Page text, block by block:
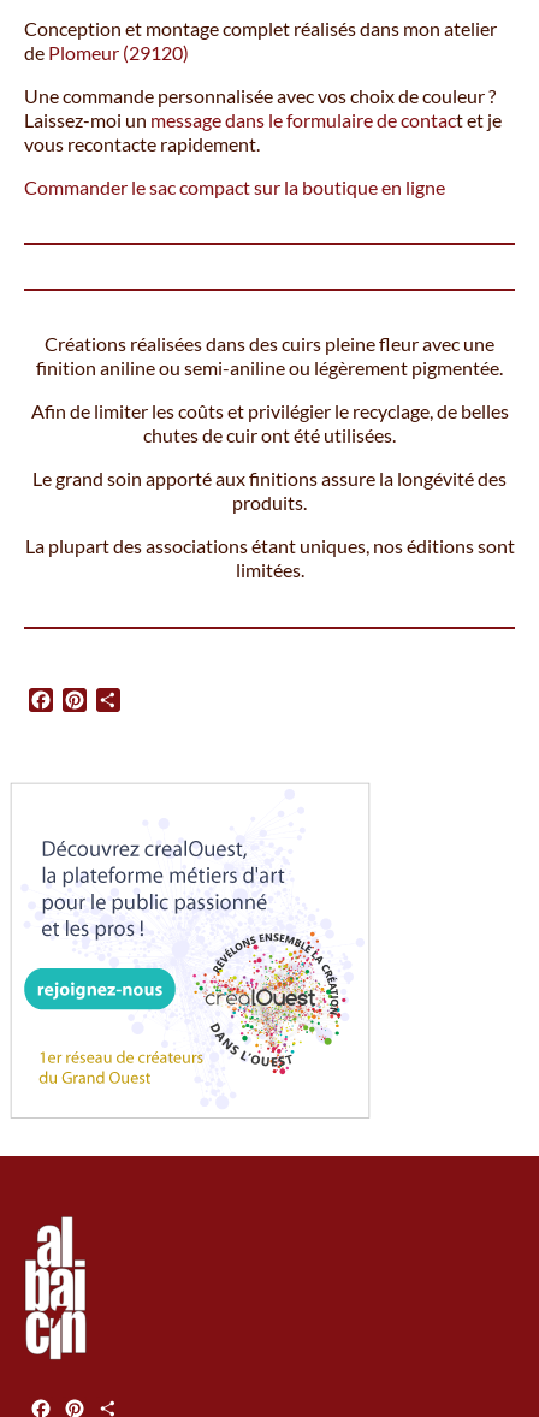
Conception et montage complet réalisés dans mon atelier
de Plomeur (29120)
Une commande personnalisée avec vos choix de couleur ?
Laissez-moi un message dans le formulaire de contact et je
vous recontacte rapidement.
Commander le sac compact sur la boutique en ligne
Créations réalisées dans des cuirs pleine fleur avec une
finition aniline ou semi-aniline ou légèrement pigmentée.
Afin de limiter les coûts et privilégier le recyclage, de belles
chutes de cuir ont été utilisées.
Le grand soin apporté aux finitions assure la longévité des
produits.
La plupart des associations étant uniques, nos éditions sont
limitées.
FacebookPinterest
FacebookPinterest